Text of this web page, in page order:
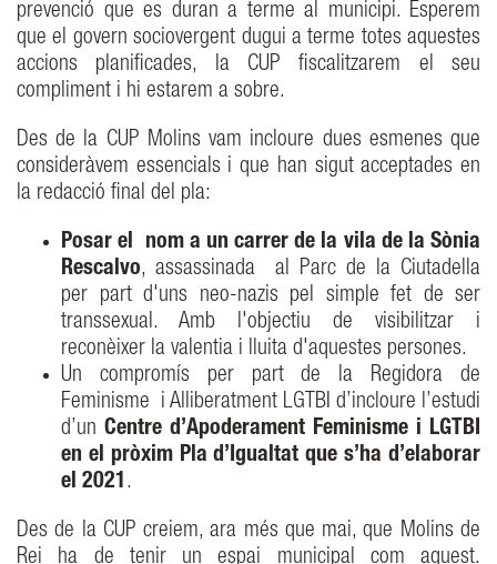
prevenció que es duran a terme al municipi. Esperem
que el govern sociovergent dugui a terme totes aquestes
accions planificades, la CUP fiscalitzarem el seu
compliment i hi estarem a sobre.
Des de la CUP Molins vam incloure dues esmenes que
consideràvem essencials i que han sigut acceptades en
la redacció final del pla:
Posar el nom a un carrer de la vila de la Sònia
Rescalvo, assassinada al Parc de la Ciutadella
per part d'uns neo-nazis pel simple fet de ser
transsexual. Amb l'objectiu de visibilitzar i
reconèixer la valentia i lluita d'aquestes persones.
Un compromís per part de la Regidora de
Feminisme i Alliberatment LGTBI d’incloure l’estudi
d’un Centre d’Apoderament Feminisme i LGTBI
en el pròxim Pla d’Igualtat que s’ha d’elaborar
el 2021 .
Des de la CUP creiem, ara més que mai, que Molins de
Rei ha de tenir un espai municipal com aquest.